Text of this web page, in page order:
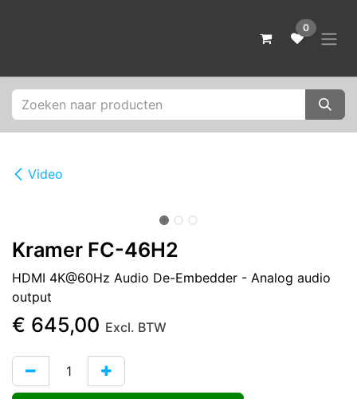
0
Video
Kramer FC-46H2
HDMI 4K@60Hz Audio De-Embedder - Analog audio
output
€ 645,00 Excl. BTW